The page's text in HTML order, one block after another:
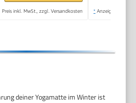
Preis inkl. MwSt., zzgl. Versandkosten * Anzeige
deiner Yogamatte im Winter ist